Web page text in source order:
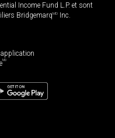
Income Fund L.P. et sont
BridgemarqMD Inc.
application
MD